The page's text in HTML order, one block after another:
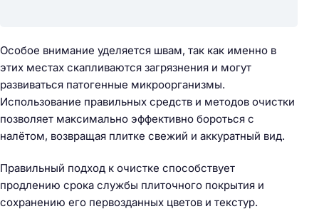
Особое внимание уделяется швам, так как именно в
этих местах скапливаются загрязнения и могут
развиваться патогенные микроорганизмы.
Использование правильных средств и методов очистки
позволяет максимально эффективно бороться с
налётом, возвращая плитке свежий и аккуратный вид.
Правильный подход к очистке способствует
продлению срока службы плиточного покрытия и
сохранению его первозданных цветов и текстур.